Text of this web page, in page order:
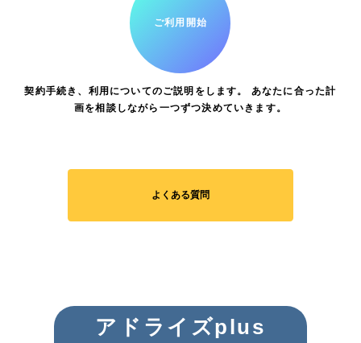
ご利用開始
契約手続き、利用についてのご説明をします。 あなたに合った計
画を相談しながら一つずつ決めていきます。
よくある質問
アドライズplus